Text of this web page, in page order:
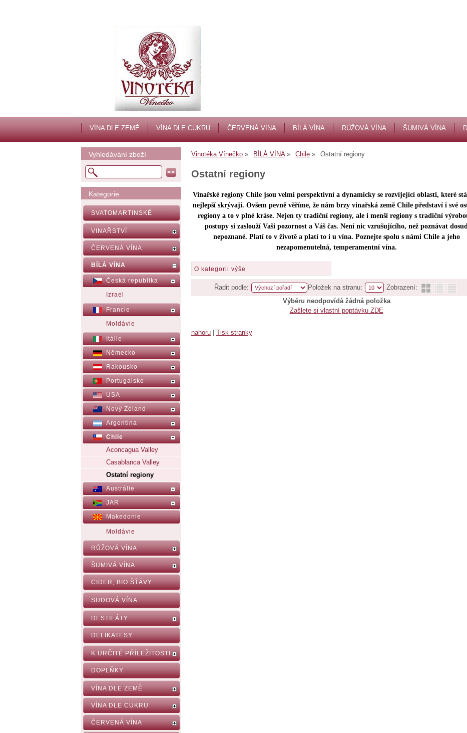
VÍNA DLE ZEMĚ VÍNA DLE CUKRU ČERVENÁ VÍNA BÍLÁ VÍNA RŮŽOVÁ VÍNA ŠUMIVÁ VÍNA
Vinotéka Vínečko BÍLÁ VÍNA Chile Ostatní regiony
Ostatní regiony
Vinařské regiony Chile jsou velmi perspektivní a dynamicky se rozvíjející oblasti, které
nejlepší skrývají. Ovšem pevně věříme, že nám brzy vinařská země Chile představí i své
regiony a to v plné kráse. Nejen ty tradiční regiony, ale i menší regiony s tradiční
postupy si zaslouží Vaši pozornost a Váš čas. Není nic vzrušujícího, než poznávat
nepoznané. Platí to v životě a platí to i u vína. Poznejte spolu s námi Chile a jeho
nezapomenutelná, temperamentní vína.
O kategorii výše
Řadit podle: Položek na stranu:
Zobrazení:
Výběru neodpovídá žádná položka
Zašlete si vlastní poptávku ZDE
nahoru Tisk stranky
Vyhledávání zboží
Kategorie
SVATOMARTINSKÉ
VINAŘSTVÍ
ČERVENÁ VÍNA
BÍLÁ VÍNA
Česká republika
Izrael
Francie
Moldávie
Itálie
Německo
Rakousko
Portugalsko
USA
Nový Zéland
Argentina
Chile
Aconcagua Valley
Casablanca Valley
Ostatní regiony
Austrálie
JAR
Makedonie
Moldávie
RŮŽOVÁ VÍNA
ŠUMIVÁ VÍNA
CIDER, BIO ŠŤÁVY
SUDOVÁ VÍNA
DESTILÁTY
DELIKATESY
K URČITÉ PŘÍLEŽITOSTI
DOPLŇKY
VÍNA DLE ZEMĚ
VÍNA DLE CUKRU
ČERVENÁ VÍNA